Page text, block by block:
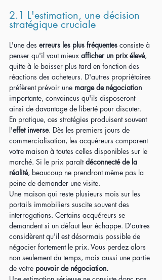
2.1 L'estimation, une décision
stratégique cruciale
L'une des erreurs les plus fréquentes consiste à
penser qu'il vaut mieux afficher un prix élevé,
quitte à le baisser plus tard en fonction des
réactions des acheteurs. D'autres propriétaires
préfèrent prévoir une marge de négociation
importante, convaincus qu'ils disposeront
ainsi de davantage de liberté pour discuter.
En pratique, ces stratégies produisent souvent
l'effet inverse. Dès les premiers jours de
commercialisation, les acquéreurs comparent
votre maison à toutes celles disponibles sur le
marché. Si le prix paraît déconnecté de la
réalité, beaucoup ne prendront même pas la
peine de demander une visite.
Une maison qui reste plusieurs mois sur les
portails immobiliers suscite souvent des
interrogations. Certains acquéreurs se
demandent si un défaut leur échappe. D'autres
considèrent qu'il est désormais possible de
négocier fortement le prix. Vous perdez alors
non seulement du temps, mais aussi une partie
de votre pouvoir de négociation.